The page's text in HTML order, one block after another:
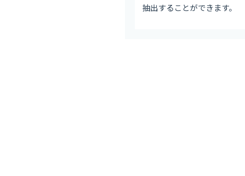
抽出することができます。